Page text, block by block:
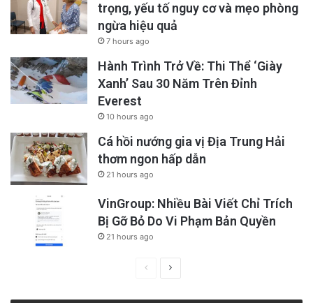
trọng, yếu tố nguy cơ và mẹo phòng
ngừa hiệu quả
7 hours ago
Hành Trình Trở Về: Thi Thể ‘Giày
Xanh’ Sau 30 Năm Trên Đỉnh
Everest
10 hours ago
Cá hồi nướng gia vị Địa Trung Hải
thơm ngon hấp dẫn
21 hours ago
VinGroup: Nhiều Bài Viết Chỉ Trích
Bị Gỡ Bỏ Do Vi Phạm Bản Quyền
21 hours ago
PreviousNext